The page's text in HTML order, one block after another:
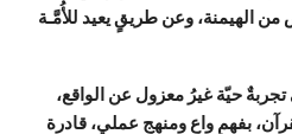
الهيمنة، وعن طريقٍ يعيد للأُمَّـة
حيّة غيرُ معزول عن الواقع،
بفهمٍ واعٍ ومنهجٍ عملي، قادرة